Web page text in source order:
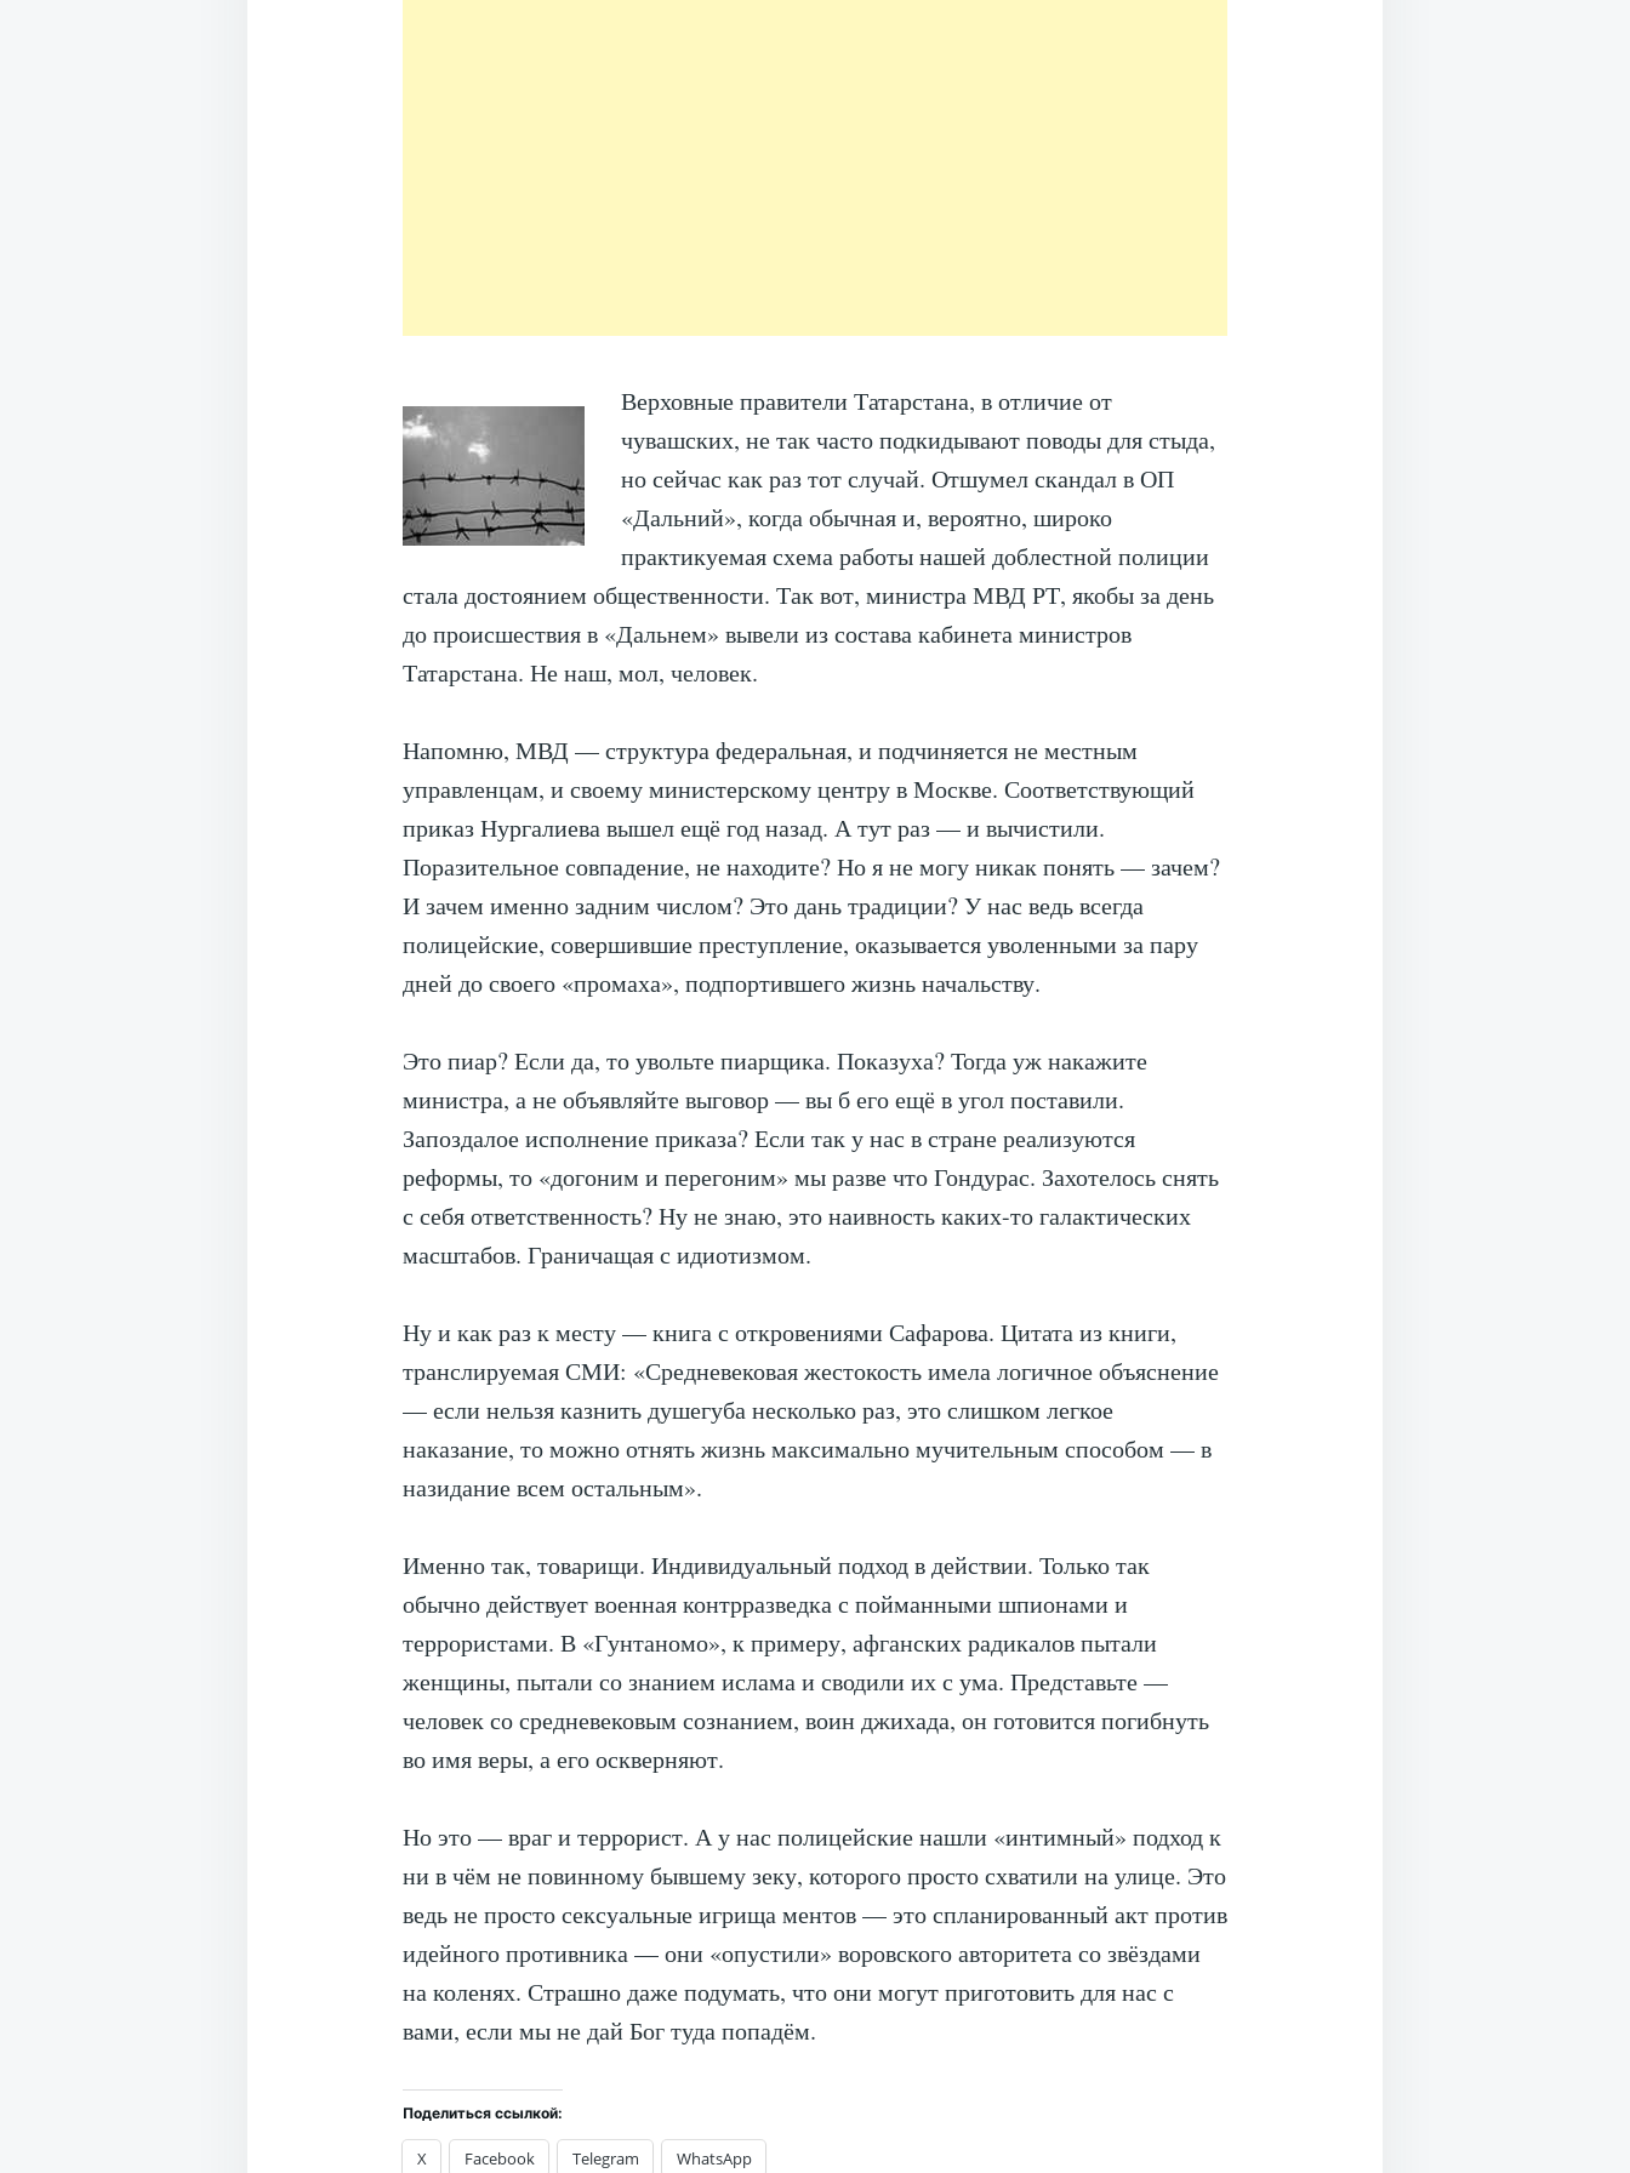
Верховные правители Татарстана, в отличие от
чувашских, не так часто подкидывают поводы для стыда,
но сейчас как раз тот случай. Отшумел скандал в ОП
«Дальний», когда обычная и, вероятно, широко
практикуемая схема работы нашей доблестной полиции
стала достоянием общественности. Так вот, министра МВД РТ, якобы за день
до происшествия в «Дальнем» вывели из состава кабинета министров
Татарстана. Не наш, мол, человек.
Напомню, МВД — структура федеральная, и подчиняется не местным
управленцам, и своему министерскому центру в Москве. Соответствующий
приказ Нургалиева вышел ещё год назад. А тут раз — и вычистили.
Поразительное совпадение, не находите? Но я не могу никак понять — зачем?
И зачем именно задним числом? Это дань традиции? У нас ведь всегда
полицейские, совершившие преступление, оказывается уволенными за пару
дней до своего «промаха», подпортившего жизнь начальству.
Это пиар? Если да, то увольте пиарщика. Показуха? Тогда уж накажите
министра, а не объявляйте выговор — вы б его ещё в угол поставили.
Запоздалое исполнение приказа? Если так у нас в стране реализуются
реформы, то «догоним и перегоним» мы разве что Гондурас. Захотелось снять
с себя ответственность? Ну не знаю, это наивность каких-то галактических
масштабов. Граничащая с идиотизмом.
Ну и как раз к месту — книга с откровениями Сафарова. Цитата из книги,
транслируемая СМИ: «Средневековая жестокость имела логичное объяснение
— если нельзя казнить душегуба несколько раз, это слишком легкое
наказание, то можно отнять жизнь максимально мучительным способом — в
назидание всем остальным».
Именно так, товарищи. Индивидуальный подход в действии. Только так
обычно действует военная контрразведка с пойманными шпионами и
террористами. В «Гунтаномо», к примеру, афганских радикалов пытали
женщины, пытали со знанием ислама и сводили их с ума. Представьте —
человек со средневековым сознанием, воин джихада, он готовится погибнуть
во имя веры, а его оскверняют.
Но это — враг и террорист. А у нас полицейские нашли «интимный» подход к
ни в чём не повинному бывшему зеку, которого просто схватили на улице. Это
ведь не просто сексуальные игрища ментов — это спланированный акт против
идейного противника — они «опустили» воровского авторитета со звёздами
на коленях. Страшно даже подумать, что они могут приготовить для нас с
вами, если мы не дай Бог туда попадём.
Поделиться ссылкой:
X Facebook Telegram WhatsApp